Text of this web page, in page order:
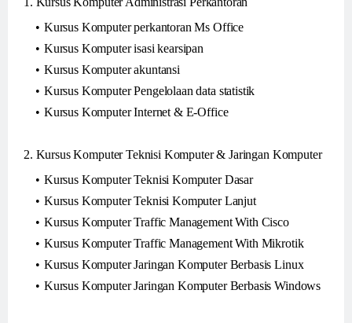
Kursus Komputer perkantoran Ms Office
Kursus Komputer isasi kearsipan
Kursus Komputer akuntansi
Kursus Komputer Pengelolaan data statistik
Kursus Komputer Internet & E-Office
2. Kursus Komputer Teknisi Komputer & Jaringan Komputer
Kursus Komputer Teknisi Komputer Dasar
Kursus Komputer Teknisi Komputer Lanjut
Kursus Komputer Traffic Management With Cisco
Kursus Komputer Traffic Management With Mikrotik
Kursus Komputer Jaringan Komputer Berbasis Linux
Kursus Komputer Jaringan Komputer Berbasis Windows